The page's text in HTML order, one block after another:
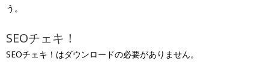
う。
SEOチェキ！
SEOチェキ！はダウンロードの必要がありません。